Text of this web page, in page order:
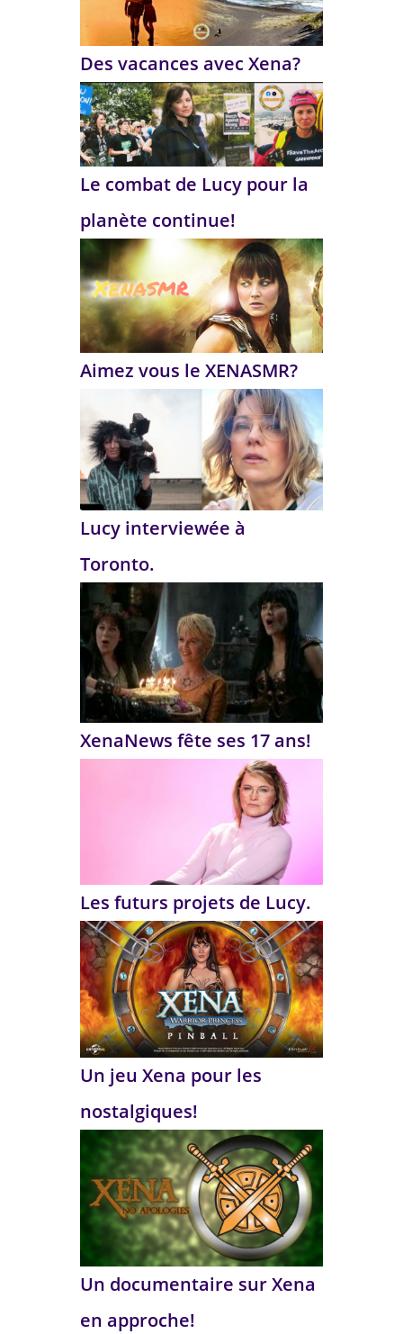
Des vacances avec Xena?
Le combat de Lucy pour la
planète continue!
Aimez vous le XENASMR?
Lucy interviewée à
Toronto.
XenaNews fête ses 17 ans!
Les futurs projets de Lucy.
Un jeu Xena pour les
nostalgiques!
Un documentaire sur Xena
en approche!